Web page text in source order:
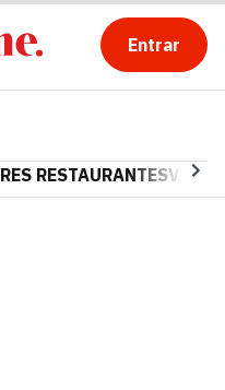
Entrar
RESTAURANTES